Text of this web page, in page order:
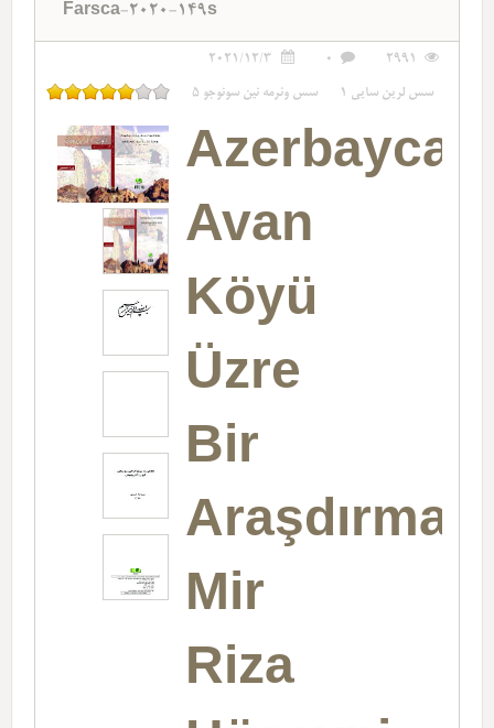
Farsca-2020-149s
2991
0
2021/12/3
سس لرین سایی 1 سس وئرمه نین سونوجو 5
Azerbaycan
Avan
Köyü
Üzre
Bir
Araşdırma-
Mir
Riza